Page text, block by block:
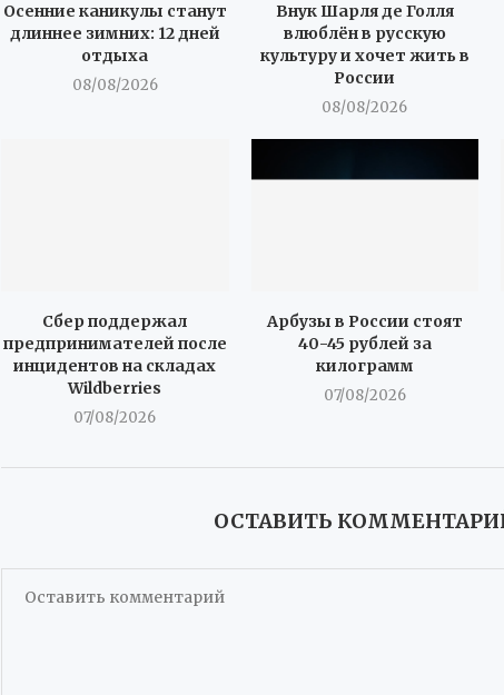
Осенние каникулы станут
длиннее зимних: 12 дней
отдыха
08/08/2026
Внук Шарля де Голля
влюблён в русскую
культуру и хочет жить в
России
08/08/2026
Сбер поддержал
предпринимателей после
инцидентов на складах
Wildberries
07/08/2026
Арбузы в России стоят
40-45 рублей за
килограмм
07/08/2026
ОСТАВИТЬ